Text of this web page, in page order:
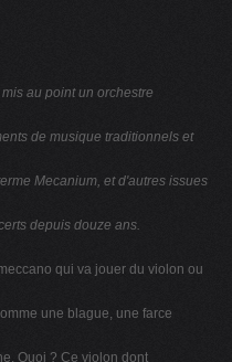
au point un orchestre
de musique traditionnels et
Mecanium, et d'autres issues
depuis douze ans.
qui va jouer du violon ou
une blague, une farce
Quoi ? Ce violon dont